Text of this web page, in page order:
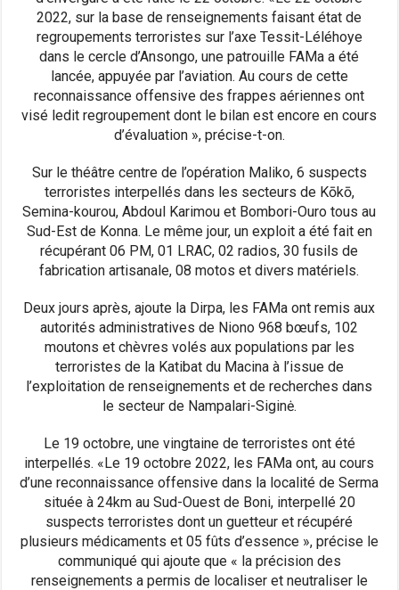
2022, sur la base de renseignements faisant état de
regroupements terroristes sur l’axe Tessit-Léléhoye
dans le cercle d’Ansongo, une patrouille FAMa a été
lancée, appuyée par l’aviation. Au cours de cette
reconnaissance offensive des frappes aériennes ont
visé ledit regroupement dont le bilan est encore en cours
d’évaluation », précise-t-on.
Sur le théâtre centre de l’opération Maliko, 6 suspects
terroristes interpellés dans les secteurs de Kōkō,
Semina-kourou, Abdoul Karimou et Bombori-Ouro tous au
Sud-Est de Konna. Le même jour, un exploit a été fait en
récupérant 06 PM, 01 LRAC, 02 radios, 30 fusils de
fabrication artisanale, 08 motos et divers matériels.
Deux jours après, ajoute la Dirpa, les FAMa ont remis aux
autorités administratives de Niono 968 bœufs, 102
moutons et chèvres volés aux populations par les
terroristes de la Katibat du Macina à l’issue de
l’exploitation de renseignements et de recherches dans
le secteur de Nampalari-Siginė.
Le 19 octobre, une vingtaine de terroristes ont été
interpellés. «Le 19 octobre 2022, les FAMa ont, au cours
d’une reconnaissance offensive dans la localité de Serma
située à 24km au Sud-Ouest de Boni, interpellé 20
suspects terroristes dont un guetteur et récupéré
plusieurs médicaments et 05 fûts d’essence », précise le
communiqué qui ajoute que « la précision des
renseignements a permis de localiser et neutraliser le